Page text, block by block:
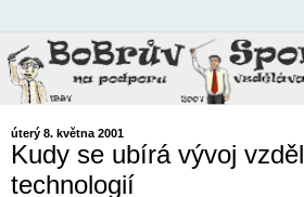
úterý 8. května 2001
Kudy se ubírá vývoj
technologií